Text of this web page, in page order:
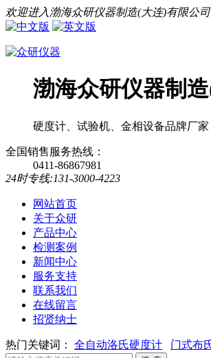
欢迎进入渤海众研仪器制造(大连)有限公
渤海众研仪器制
硬度计、试验机、金相设备品牌厂
全国销售服务热线：
0411-86867981
24时专线:131-3000-4223
网站首页
关于众研
产品中心
检测案例
新闻中心
服务支持
联系我们
在线留言
招贤纳士
热门关键词： 全自动洛氏硬度计 门式布